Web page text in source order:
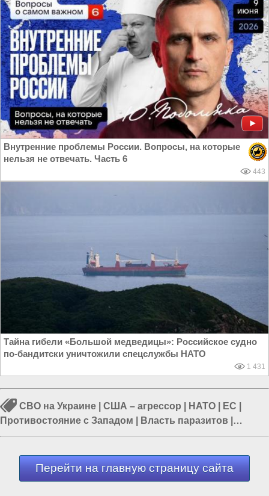
Внутренние проблемы России. Вопросы, на которые
нельзя не отвечать. Часть 6
443
Тайна гибели «Большой медведицы»: Российское судно
по-бандитски уничтожили спецслужбы НАТО
1 431
СВО на Украине США – агрессор НАТО ЕС
Противостояние с Западом
Власть паразитов
Политика в мире
Перейти на главную страницу сайта